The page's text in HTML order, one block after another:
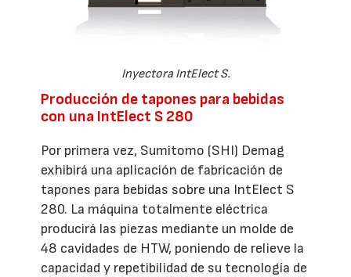
Inyectora IntElect S.
Producción de tapones para bebidas
con una IntElect S 280
Por primera vez, Sumitomo (SHI) Demag
exhibirá una aplicación de fabricación de
tapones para bebidas sobre una IntElect S
280. La máquina totalmente eléctrica
producirá las piezas mediante un molde de
48 cavidades de HTW, poniendo de relieve la
capacidad y repetibilidad de su tecnología de